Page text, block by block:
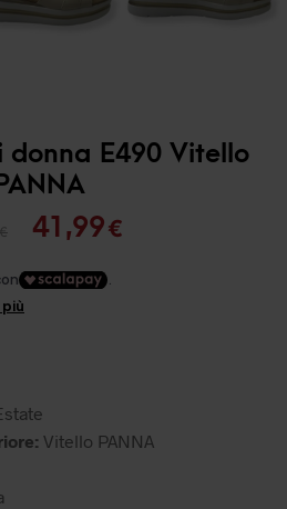
donna E490 Vitello
PANNA
€
Il
originale
41,99€
Vitello PANNA